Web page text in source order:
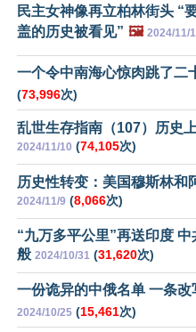
民主女神像再立柏林街头 “
盖的历史被看见” 🖼️ 2024/11/
一个令中南海心惊肉跳了二
(73,996次)
乱世生存指南（107）历史
2024/11/10 (74,105次)
历史性转变：美国穆斯林和
2024/11/9 (8,066次)
“九万多平公里”再送印度
般 2024/10/31 (31,620次)
一份诡异的中俄名单 一条
2024/10/25 (15,461次)